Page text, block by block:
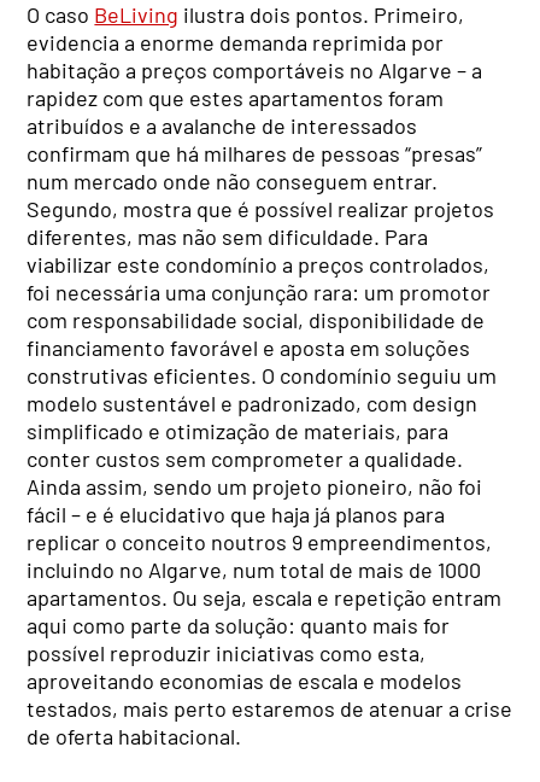
O caso BeLiving ilustra dois pontos. Primeiro,
evidencia a enorme demanda reprimida por
habitação a preços comportáveis no Algarve – a
rapidez com que estes apartamentos foram
atribuídos e a avalanche de interessados
confirmam que há milhares de pessoas “presas”
num mercado onde não conseguem entrar.
Segundo, mostra que é possível realizar projetos
diferentes, mas não sem dificuldade. Para
viabilizar este condomínio a preços controlados,
foi necessária uma conjunção rara: um promotor
com responsabilidade social, disponibilidade de
financiamento favorável e aposta em soluções
construtivas eficientes. O condomínio seguiu um
modelo sustentável e padronizado, com design
simplificado e otimização de materiais, para
conter custos sem comprometer a qualidade.
Ainda assim, sendo um projeto pioneiro, não foi
fácil – e é elucidativo que haja já planos para
replicar o conceito noutros 9 empreendimentos,
incluindo no Algarve, num total de mais de 1000
apartamentos. Ou seja, escala e repetição entram
aqui como parte da solução: quanto mais for
possível reproduzir iniciativas como esta,
aproveitando economias de escala e modelos
testados, mais perto estaremos de atenuar a crise
de oferta habitacional.